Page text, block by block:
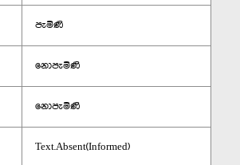
පැමිණි
නොපැමිණි
නොපැමිණි
Text.Absent(Informed)